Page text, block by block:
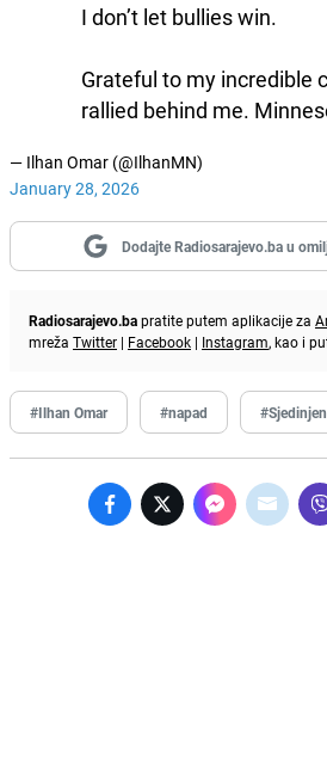
I don’t let bullies win.
Grateful to my incredible
rallied behind me.
— Ilhan Omar (@IlhanMN)
January 28, 2026
Dodajte Radiosarajevo.ba u
Radiosarajevo.bapratite putem aplikacije za
mreža Twitter | Facebook | Instagram, kao i
#Ilhan Omar #napad